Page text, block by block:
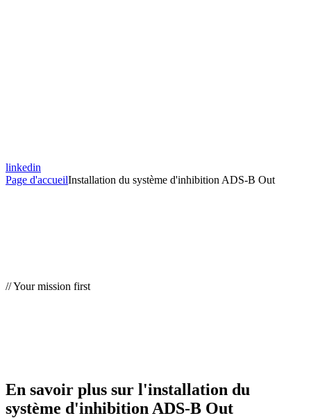
linkedin
Page d'accueilInstallation du système d'inhibition ADS-B Out
// Your mission first
En savoir plus sur l'installation du
système d'inhibition ADS-B Out